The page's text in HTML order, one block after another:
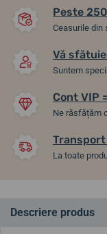
Peste
Ceasurile din
Vă
Suntem
Cont VIP
Ne răsfățăm
La toate
Descriere produs